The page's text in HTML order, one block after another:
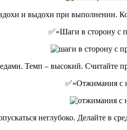
и выдохи при выполнении.
✅«Шаги в сторону с
Темп – высокий. Считайте
✅«Отжимания с
неглубоко. Делайте в